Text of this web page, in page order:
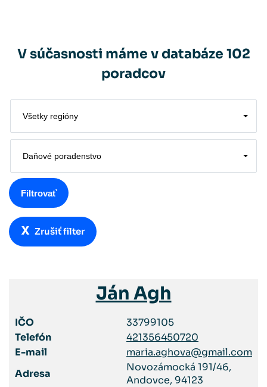
V súčasnosti máme v databáze 102
poradcov
x Zrušiť filter
Ján Agh
IČO
33799105
Telefón
421356450720
E-mail
maria.aghova@gmail.com
Adresa
Novozámocká 191/46,
Andovce, 94123